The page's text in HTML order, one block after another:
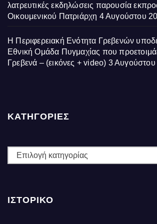
λατρευτικές εκδηλώσεις παρουσία
Οικουμενικού Πατριάρχη 4 Αυγούστου
Η Περιφερειακή Ενότητα Γρεβενών
Εθνική Ομάδα Πυγμαχίας που
Γρεβενά – (εικόνες + video) 3
ΚΑΤΗΓΟΡΙΕΣ
ΚΑΤΗΓΟΡΙΕΣ
ΙΣΤΟΡΙΚΌ